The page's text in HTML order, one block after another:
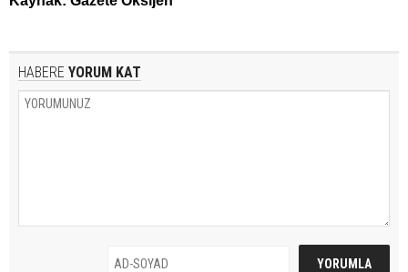
HABERE YORUM KAT